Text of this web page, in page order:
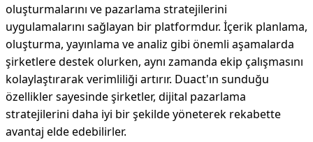
oluşturmalarını ve pazarlama stratejilerini
uygulamalarını sağlayan bir platformdur. İçerik planlama,
oluşturma, yayınlama ve analiz gibi önemli aşamalarda
şirketlere destek olurken, aynı zamanda ekip çalışmasını
kolaylaştırarak verimliliği artırır. Duact'ın sunduğu
özellikler sayesinde şirketler, dijital pazarlama
stratejilerini daha iyi bir şekilde yöneterek rekabette
avantaj elde edebilirler.